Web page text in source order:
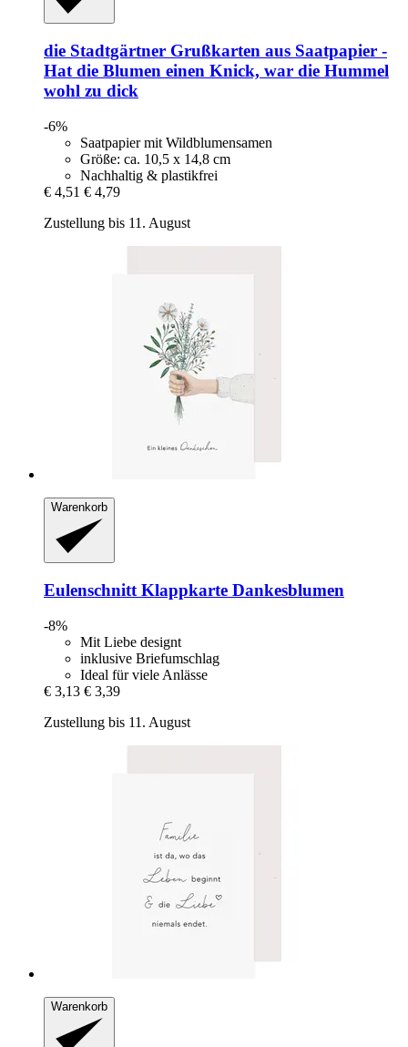
die Stadtgärtner Grußkarten aus Saatpapier -​
Hat die Blumen einen Knick, war die Hummel
wohl zu dick
-6%
Saatpapier mit Wildblumensamen
Größe: ca. 10,5 x 14,8 cm
Nachhaltig & plastikfrei
€ 4,51 € 4,79
Zustellung bis 11. August
Warenkorb
Eulenschnitt Klappkarte Dankesblumen
-8%
Mit Liebe designt
inklusive Briefumschlag
Ideal für viele Anlässe
€ 3,13 € 3,39
Zustellung bis 11. August
Warenkorb